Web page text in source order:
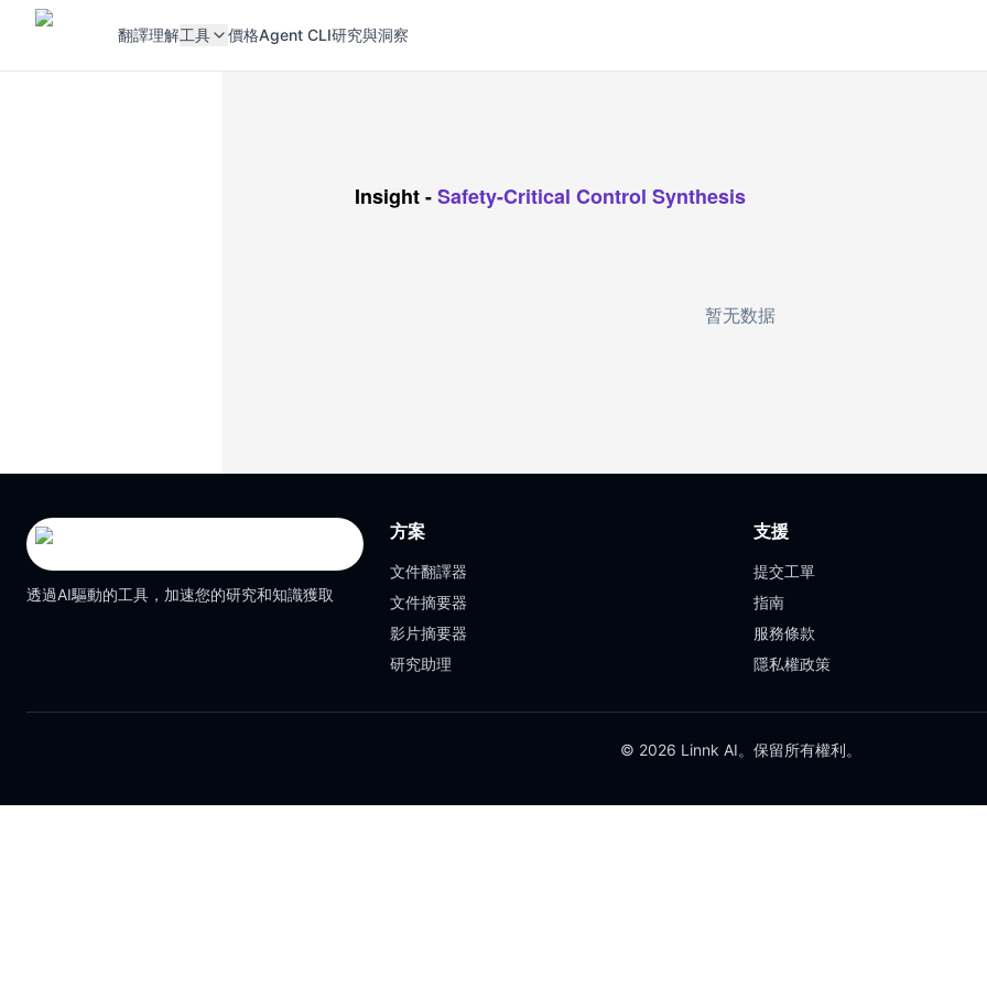
翻譯理解工具 價格Agent CLI研究與洞察
Insight-Safety-Critical Control Synthesis
暂无数据
透過AI驅動的工具，加速您的研究和知識獲取
方案
文件翻譯器
文件摘要器
影片摘要器
研究助理
支援
提交工單
指南
服務條款
隱私權政策
© 2026 Linnk AI。保留所有權利。